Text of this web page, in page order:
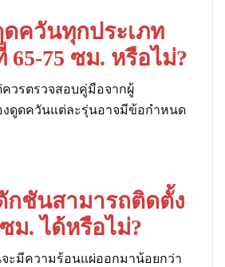
ดควันทุกประเภท
65-75 ซม. หรือไม่?
ควรตรวจสอบคู่มือจากผู้
งดูดควันแต่ละรุ่นอาจมีข้อกำหนด
กชันสามารถติดตั้ง
ม. ได้หรือไม่?
ะมีความร้อนแผ่ออกมาน้อยกว่า